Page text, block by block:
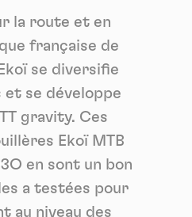
la route et en
française de
se diversifie
et se développe
gravity. Ces
Ekoï MTB
en sont un bon
a testées pour
au niveau des